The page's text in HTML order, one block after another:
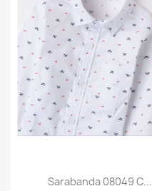
Sarabanda 08049 C...